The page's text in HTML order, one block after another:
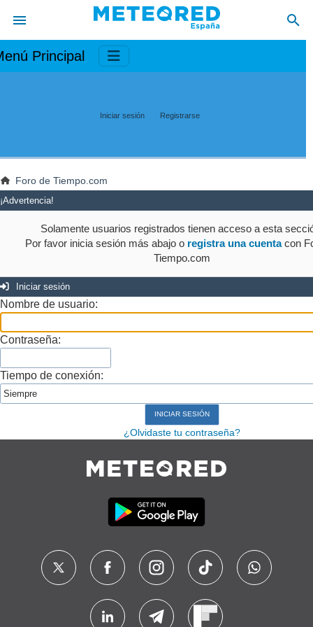
Principal
Iniciar sesión Registrarse
Foro de Tiempo.com
¡Advertencia!
Solamente usuarios registrados tienen acceso a esta
Por favor inicia sesión más abajo o registra una cuentacon
Tiempo.com
Iniciar sesión
Nombre de usuario:
Contraseña:
Tiempo de conexión:
¿Olvidaste tu contraseña?